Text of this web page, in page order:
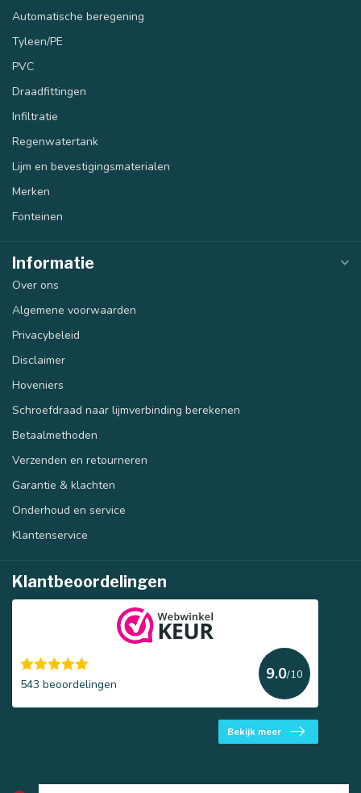
Automatische beregening
Tyleen/PE
PVC
Draadfittingen
Infiltratie
Regenwatertank
Lijm en bevestigingsmaterialen
Merken
Fonteinen
Informatie
Over ons
Algemene voorwaarden
Privacybeleid
Disclaimer
Hoveniers
Schroefdraad naar lijmverbinding berekenen
Betaalmethoden
Verzenden en retourneren
Garantie & klachten
Onderhoud en service
Klantenservice
Klantbeoordelingen
543 beoordelingen
9.0/10
Bekijk meer